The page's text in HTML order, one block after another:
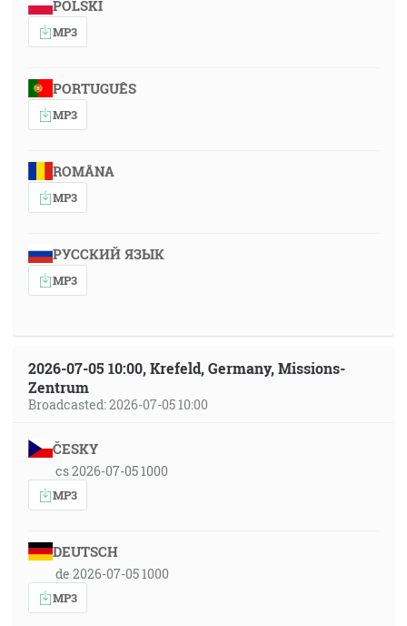
POLSKI
MP3
PORTUGUÊS
MP3
ROMÂNA
MP3
РУССКИЙ ЯЗЫК
MP3
2026-07-05 10:00, Krefeld, Germany, Missions-
Zentrum
Broadcasted: 2026-07-05 10:00
ČESKY
cs 2026-07-05 1000
MP3
DEUTSCH
de 2026-07-05 1000
MP3